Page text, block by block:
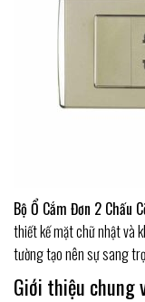
Bộ Ổ Cắm Đơn 2 Chấu
thiết kế mặt chữ nhật và
tường tạo nên sự sang
Giới thiệu chung